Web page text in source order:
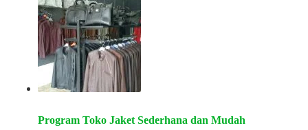
Program Toko Jaket Sederhana dan Mudah